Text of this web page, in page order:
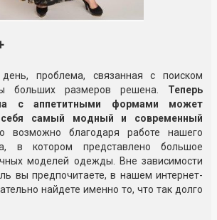
проблема, связанная с поиском
больших размеров решена. Теперь
с аппетитными формами может
самый модный и современный
возможно благодаря работе нашего
в котором представлено большое
моделей одежды. Вне зависимости
вы предпочитаете, в нашем интернет-
найдете именно то, что так долго